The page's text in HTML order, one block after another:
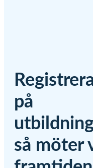
på
så möter